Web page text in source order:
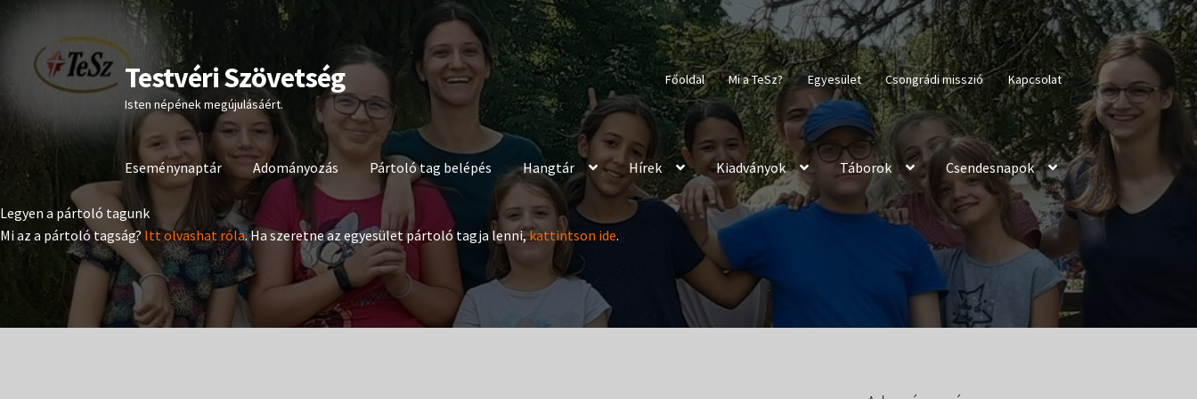
Ugrás
a
navigációhoz
Kilépés
a
tartalomba
Testvéri Szövetség
Isten népének megújulásáért.
Főoldal Mi a TeSz? Egyesület Csongrádi misszió Kapcsolat
Eseménynaptár Adományozás Pártoló tag belépés Hangtár Hírek Kiadványok Táborok Csendesnapok
Legyen a pártoló tagunk
Mi az a pártoló tagság? Itt olvashat róla. Ha szeretne az egyesület pártoló tagja lenni,kattintson ide.